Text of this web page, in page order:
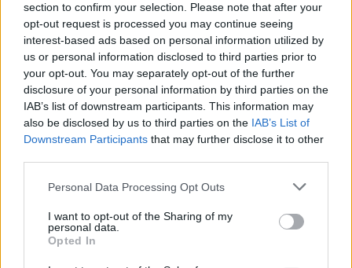
section to confirm your selection. Please note that after your
opt-out request is processed you may continue seeing
interest-based ads based on personal information utilized by
us or personal information disclosed to third parties prior to
your opt-out. You may separately opt-out of the further
disclosure of your personal information by third parties on the
IAB’s list of downstream participants. This information may
also be disclosed by us to third parties on the IAB’s List of
Downstream Participants that may further disclose it to other
Please note that this website/app uses one or more Google
not limited to your visit or usage behaviour. You may click to
grant or deny consent to Google and its third-party tags to
use your data for below specified purposes in below Google
Personal Data Processing Opt Outs
I want to opt-out of the Sharing of my
personal data.
Opted In
ΣτοΑΣΕΠοι εκπαιδευτικοί θα κάνουν την
ηλεκτρονικήαίτηση ένταξης και στο ΟΠΣΥΔ
κληθούν να ανεβάσουν τα απαραίτητα
δικαιολογητικά, όπως τους τίτλους σπουδών, τις
πιστοποιήσεις αγγλικώνήάλλων γλωσσών, την
πιστοποίηση γνώσης ηλεκτρονικού υπολογιστή
καθώς και όποιου άλλου κριτηρίου μοριοδοτείται.
Το Proson.gr σας κάνει την αίτηση
έγκαιρα και έγκυρα χωρίς λάθη που
μπορεί να κοστίσουν